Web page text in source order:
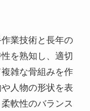
業技術と長年の
を熟知し、適切
雑な骨組みを作
人物の形状を表
軟性のバランス